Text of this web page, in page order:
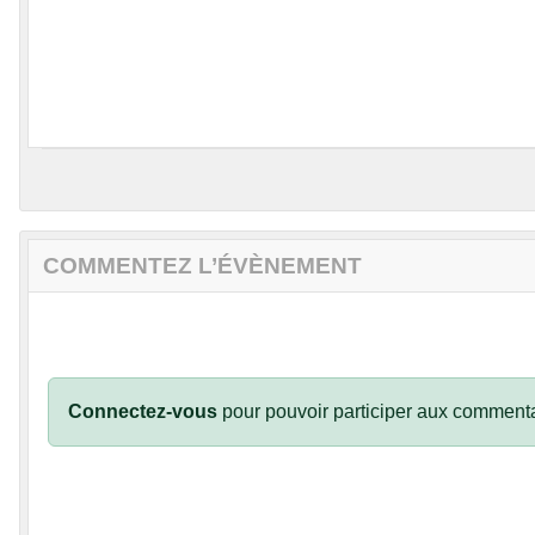
COMMENTEZ L’ÉVÈNEMENT
Connectez-vous pour pouvoir participer aux